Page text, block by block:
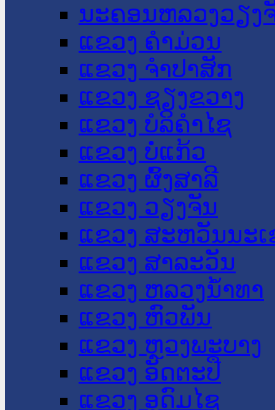
ນະ​ຄອນ​ຫລວງວຽງ
ແຂວງ ຄໍາມ່ວນ
ແຂວງ ຈໍາປາສັກ
ແຂວງ ຊຽງຂວາງ
ແຂວງ ບໍລິຄໍາໄຊ
ແຂວງ ບໍ່ແກ້ວ
ແຂວງ ຜົ້ງສາລີ
ແຂວງ ວຽງຈັນ
ແຂວງ ສະຫວັນນະ
ແຂວງ ສາລະວັນ
ແຂວງ ຫລວງນໍ້າທາ
ແຂວງ ຫົວພັນ
ແຂວງ ຫຼວງພະບາງ
ແຂວງ ອັດຕະປື
ແຂວງ ອຸດົມໄຊ